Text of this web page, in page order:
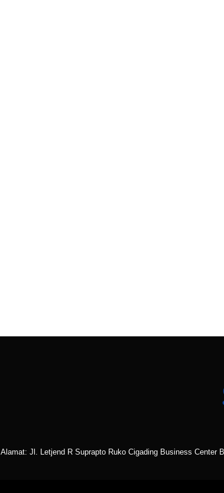
Alamat: Jl. Letjend R Suprapto Ruko Cigading Business Center